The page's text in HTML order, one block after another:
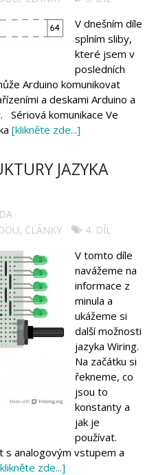
V dnešním díle
splním sliby,
které jsem v
posledních
Arduino komunikovat
a deskami Arduino a
Sériová komunikace Ve
[klikněte zde...]
JAZYKA
, ČLÁNKY 4. DÍL
V tomto díle
navážeme na
informace z
minula a
ukážeme si
další možnosti
jazyka Wiring.
Na začátku si
řekneme, co
jsou to
konstanty a
jak je
používat.
s analogovým vstupem a
zde...]